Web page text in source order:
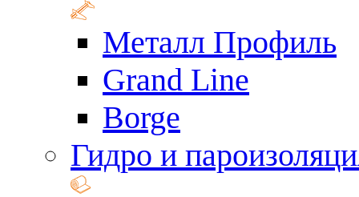
Металл Профиль
Grand Line
Borge
Гидро и